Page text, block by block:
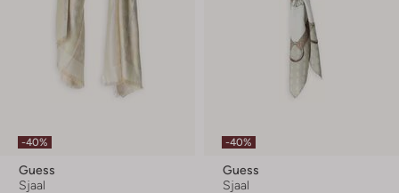
-40%
Guess
Sjaal
-40%
Guess
Sjaal